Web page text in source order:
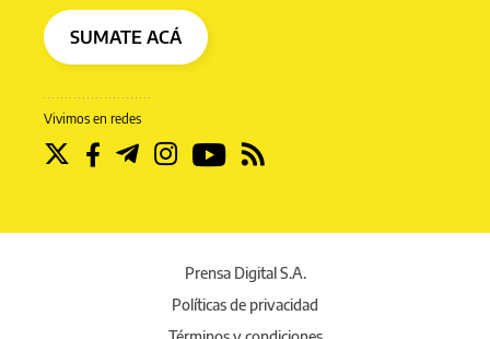
Vivimos en redes
SUMATE ACÁ
Prensa Digital S.A.
Políticas de privacidad